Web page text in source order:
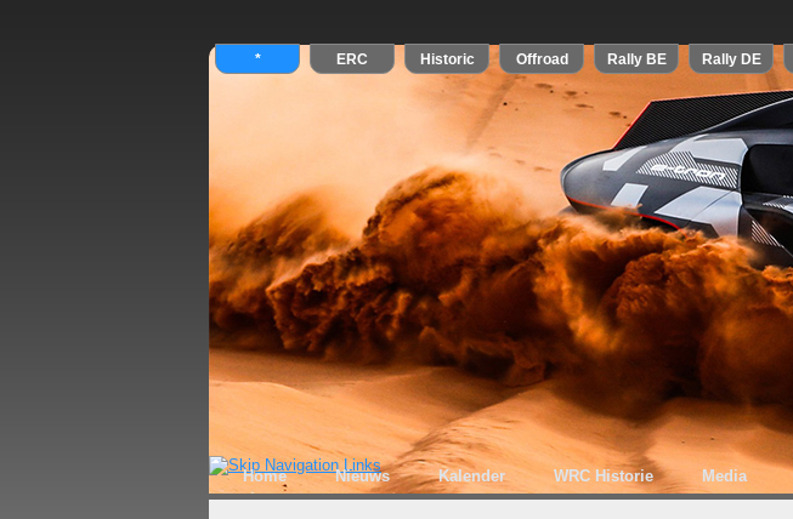
Home Nieuws Kalender WRC Historie Media